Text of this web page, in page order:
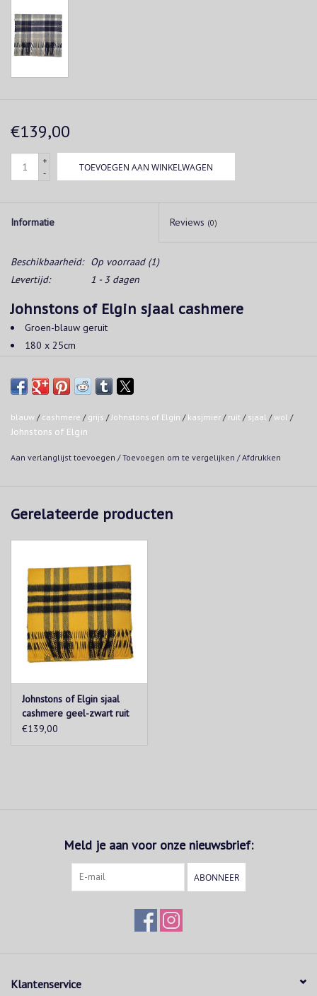
€139,00
+
-
TOEVOEGEN AAN WINKELWAGEN
Informatie Reviews (0)
Beschikbaarheid: Op voorraad(1)
Levertijd:
1 - 3 dagen
Johnstons of Elgin sjaal cashmere
Groen-blauw geruit
180 x 25cm
Droogkuis: Hoe zorg dragen voor je cashmere prodcuten?
Made in Elgin, Scotland by Johnstons of Elgin
blauw / cashmere / grijs /Johnstons of Elgin / kasjmier / ruit / sjaal /wol /
Johnstons of Elgin
Aan verlanglijst toevoegen /Toevoegen om te vergelijken /Afdrukken
Gerelateerde producten
Johnstons of Elgin sjaal
cashmere geel-zwart ruit
€139,00
Meld je aan voor onze nieuwsbrief:
ABONNEER
Klantenservice